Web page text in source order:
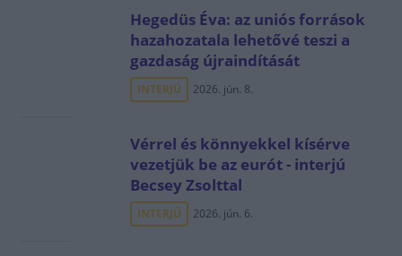
Hegedüs Éva: az uniós források
hazahozatala lehetővé teszi a
gazdaság újraindítását
INTERJÚ 2026. jún. 8.
Vérrel és könnyekkel kísérve
vezetjük be az eurót - interjú
Becsey Zsolttal
INTERJÚ 2026. jún. 6.